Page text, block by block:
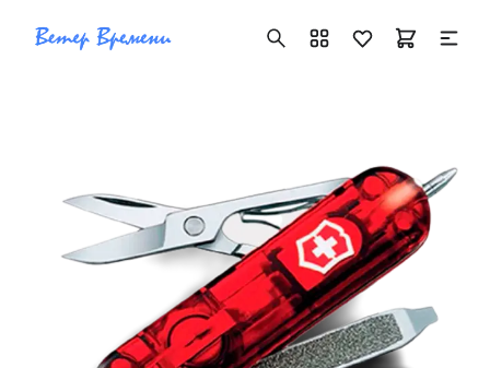
+7 ( 705 ) 181-42-50
info@vetervremeni.kz
Авторизация